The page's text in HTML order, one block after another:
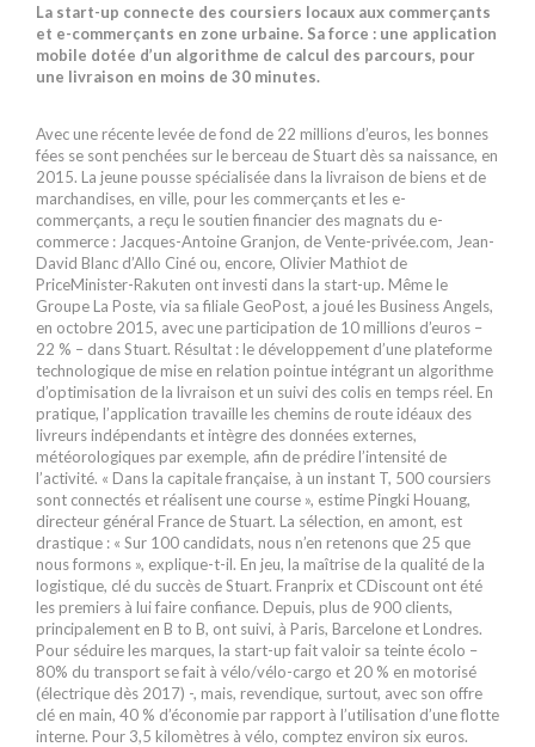
La start-up connecte des coursiers locaux aux commerçants
et e-commerçants en zone urbaine. Sa force : une application
mobile dotée d’un algorithme de calcul des parcours, pour
une livraison en moins de 30 minutes.
Avec une récente levée de fond de 22 millions d’euros, les bonnes
fées se sont penchées sur le berceau de Stuart dès sa naissance, en
2015. La jeune pousse spécialisée dans la livraison de biens et de
marchandises, en ville, pour les commerçants et les e-
commerçants, a reçu le soutien financier des magnats du e-
commerce : Jacques-Antoine Granjon, de Vente-privée.com, Jean-
David Blanc d’Allo Ciné ou, encore, Olivier Mathiot de
PriceMinister-Rakuten ont investi dans la start-up. Même le
Groupe La Poste, via sa filiale GeoPost, a joué les Business Angels,
en octobre 2015, avec une participation de 10 millions d’euros –
22 % – dans Stuart. Résultat : le développement d’une plateforme
technologique de mise en relation pointue intégrant un algorithme
d’optimisation de la livraison et un suivi des colis en temps réel. En
pratique, l’application travaille les chemins de route idéaux des
livreurs indépendants et intègre des données externes,
météorologiques par exemple, afin de prédire l’intensité de
l’activité. « Dans la capitale française, à un instant T, 500 coursiers
sont connectés et réalisent une course », estime Pingki Houang,
directeur général France de Stuart. La sélection, en amont, est
drastique : « Sur 100 candidats, nous n’en retenons que 25 que
nous formons », explique-t-il. En jeu, la maîtrise de la qualité de la
logistique, clé du succès de Stuart. Franprix et CDiscount ont été
les premiers à lui faire confiance. Depuis, plus de 900 clients,
principalement en B to B, ont suivi, à Paris, Barcelone et Londres.
Pour séduire les marques, la start-up fait valoir sa teinte écolo –
80% du transport se fait à vélo/vélo-cargo et 20 % en motorisé
(électrique dès 2017) -, mais, revendique, surtout, avec son offre
clé en main, 40 % d’économie par rapport à l’utilisation d’une flotte
interne. Pour 3,5 kilomètres à vélo, comptez environ six euros.